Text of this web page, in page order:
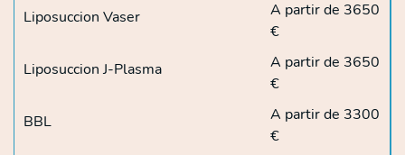
Liposuccion Vaser
A partir de 3650
€
Liposuccion J-Plasma
A partir de 3650
€
BBL
A partir de 3300
€